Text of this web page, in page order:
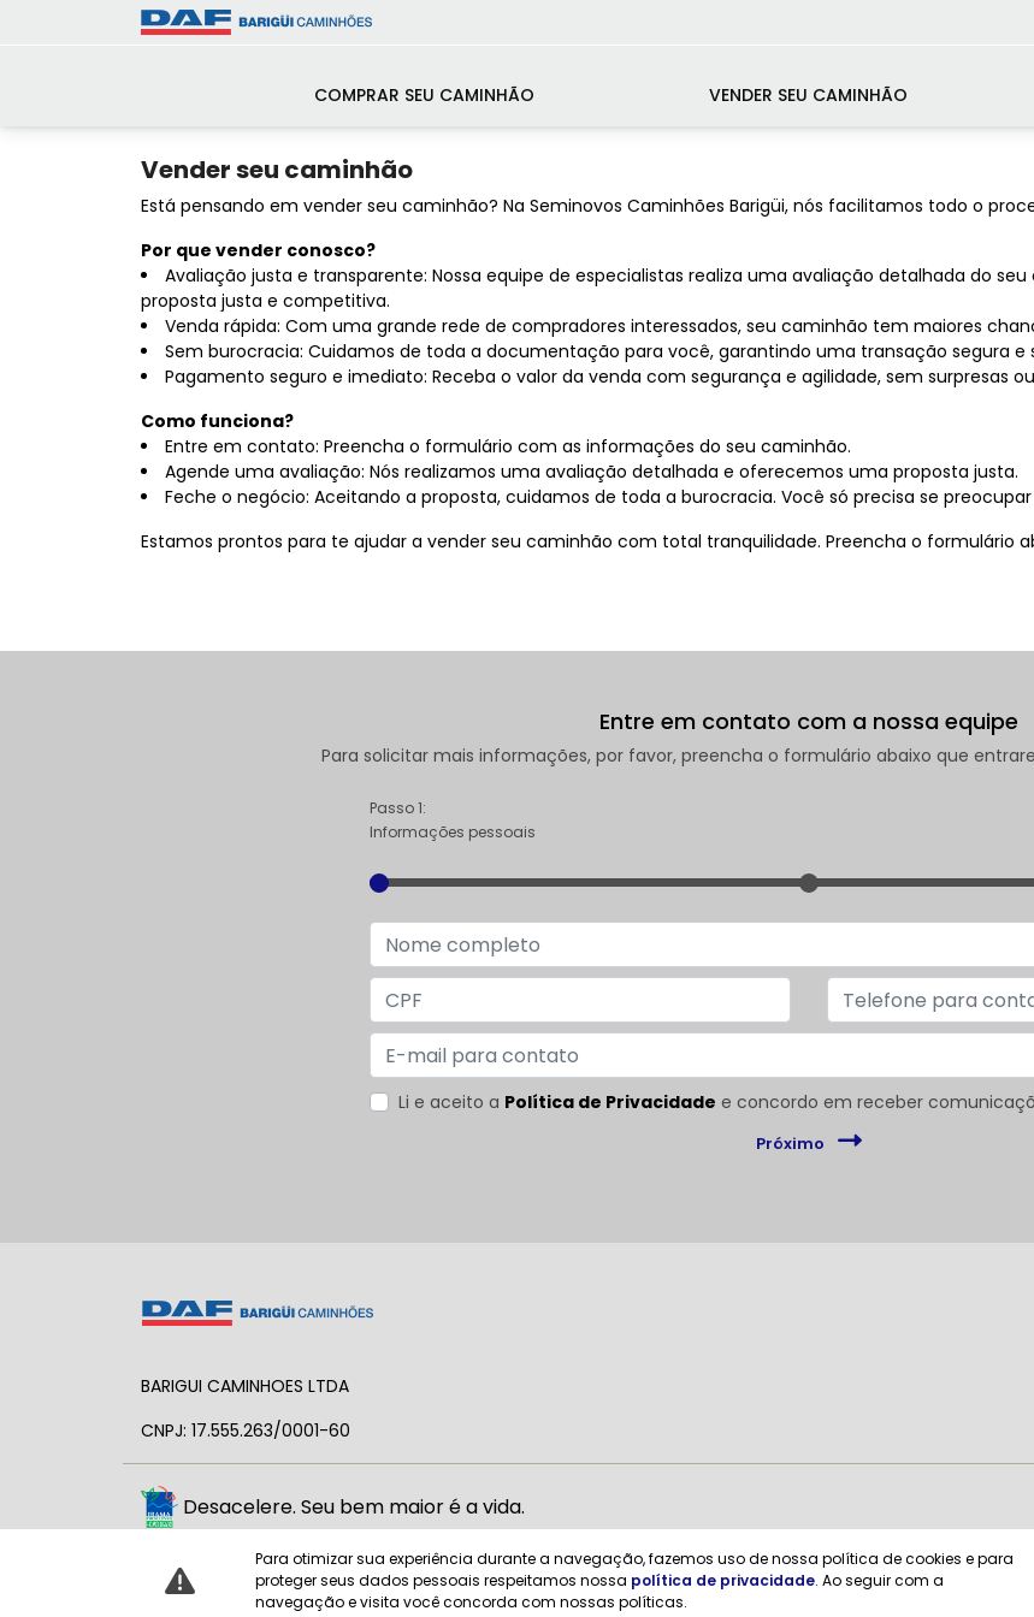
COMPRAR SEU CAMINHÃO VENDER SEU CAMINHÃO
Vender seu caminhão
Está pensando em vender seu caminhão? Na Seminovos Caminhões Barigüi, nós facilitamos todo o
Por que vender conosco?
Avaliação justa e transparente: Nossa equipe de especialistas realiza uma avaliação detalhada do
proposta justa e competitiva.
Venda rápida: Com uma grande rede de compradores interessados, seu caminhão tem maiores
Sem burocracia: Cuidamos de toda a documentação para você, garantindo uma transação segura e
Pagamento seguro e imediato: Receba o valor da venda com segurança e agilidade, sem surpresas
Como funciona?
Entre em contato: Preencha o formulário com as informações do seu caminhão.
Agende uma avaliação: Nós realizamos uma avaliação detalhada e oferecemos uma proposta justa.
Feche o negócio: Aceitando a proposta, cuidamos de toda a burocracia. Você só precisa se
Estamos prontos para te ajudar a vender seu caminhão com total tranquilidade. Preencha o formulário
Entre em contato com a nossa equipe
Para solicitar mais informações, por favor, preencha o formulário abaixo que
Passo 1:
Informações pessoais
Li e aceito a Política de Privacidade e concordo em receber
Próximo
BARIGUI CAMINHOES LTDA
CNPJ: 17.555.263/0001-60
Desacelere. Seu bem maior é a vida.
Desenvolvido pela DEALERSPACE ® Direitos Reservados.
Para otimizar sua experiência durante a navegação, fazemos uso de nossa política de cookies e para
proteger seus dados pessoais respeitamos nossa política de privacidade. Ao seguir com a
navegação e visita você concorda com nossas políticas.